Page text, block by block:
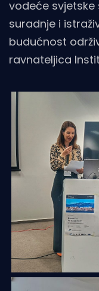
vodeće
suradnje i
budućnost
ravnateljica